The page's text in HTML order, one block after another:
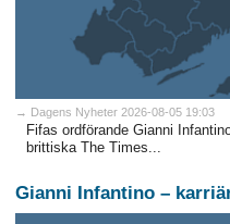
→ Dagens Nyheter 2026-08-05 19:03
Fifas ordförande Gianni
brittiska The Times...
Gianni Infantino –